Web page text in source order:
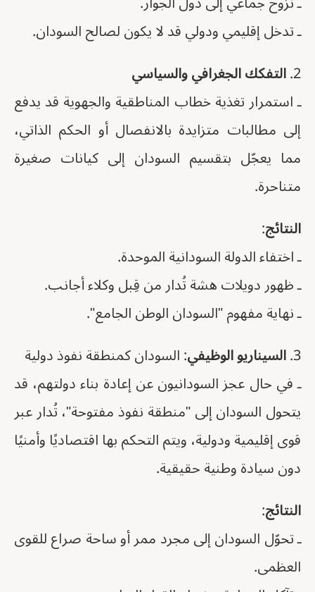
ـ تدخل إقليمي ودولي قد لا يكون لصالح السودان.
2. التفكك الجغرافي والسياسي
ـ استمرار تغذية خطاب المناطقية والجهوية قد يدفع
إلى مطالبات متزايدة بالانفصال أو الحكم الذاتي،
مما يعجّل بتقسيم السودان إلى كيانات صغيرة
متناحرة.
النتائج:
ـ اختفاء الدولة السودانية الموحدة.
ـ ظهور دويلات هشة تُدار من قِبل وكلاء أجانب.
ـ نهاية مفهوم "السودان الوطن الجامع".
3. السيناريو الوظيفي: السودان كمنطقة نفوذ دولية
ـ في حال عجز السودانيون عن إعادة بناء دولتهم، قد
يتحول السودان إلى "منطقة نفوذ مفتوحة"، تُدار عبر
قوى إقليمية ودولية، ويتم التحكم بها اقتصاديًا وأمنيًا
دون سيادة وطنية حقيقية.
النتائج:
ـ تحوّل السودان إلى مجرد ممر أو ساحة صراع للقوى
العظمى.